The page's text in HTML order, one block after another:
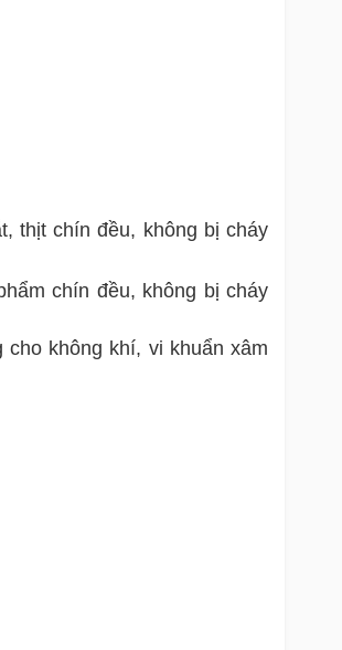
thịt chín đều, không bị cháy
chín đều, không bị cháy
không khí, vi khuẩn xâm